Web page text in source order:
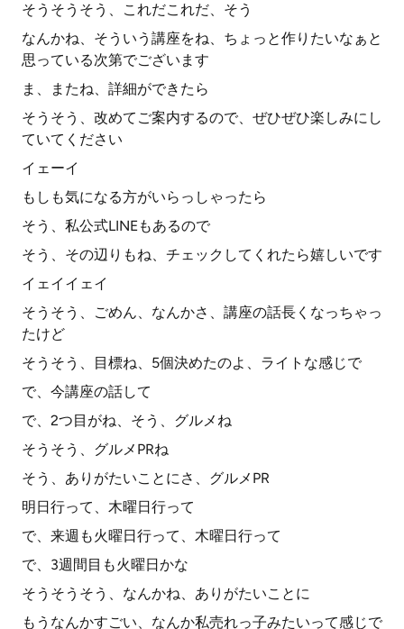
そうそうそう、これだこれだ、そう
なんかね、そういう講座をね、ちょっと作りたいなぁと
思っている次第でございます
ま、またね、詳細ができたら
そうそう、改めてご案内するので、ぜひぜひ楽しみにし
ていてください
イェーイ
もしも気になる方がいらっしゃったら
そう、私公式LINEもあるので
そう、その辺りもね、チェックしてくれたら嬉しいです
イェイイェイ
そうそう、ごめん、なんかさ、講座の話長くなっちゃっ
たけど
そうそう、目標ね、5個決めたのよ、ライトな感じで
で、今講座の話して
で、2つ目がね、そう、グルメね
そうそう、グルメPRね
そう、ありがたいことにさ、グルメPR
明日行って、木曜日行って
で、来週も火曜日行って、木曜日行って
で、3週間目も火曜日かな
そうそうそう、なんかね、ありがたいことに
もうなんかすごい、なんか私売れっ子みたいって感じで